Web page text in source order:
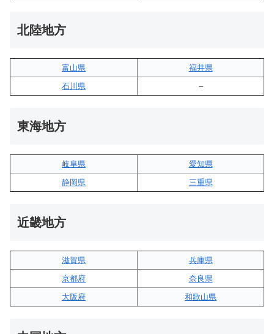
北陸地方
富山県
福井県
石川県
–
東海地方
岐阜県
愛知県
静岡県
三重県
近畿地方
滋賀県
兵庫県
京都府
奈良県
大阪府
和歌山県